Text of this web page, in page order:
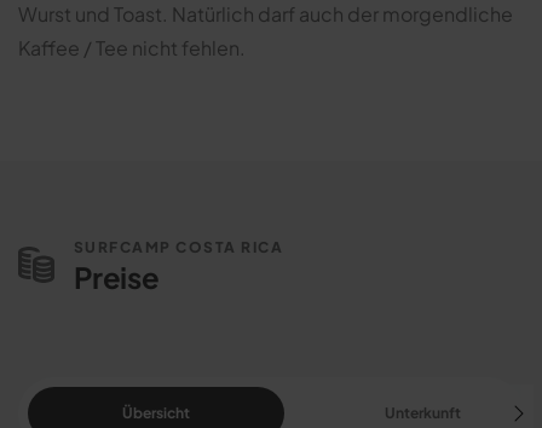
Wurst und Toast. Natürlich darf auch der morgendliche
Kaffee / Tee nicht fehlen.
SURFCAMP COSTA RICA
Preise
Übersicht Unterkunft